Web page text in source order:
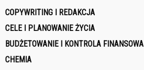
COPYWRITING I REDAKCJA
CELE I PLANOWANIE ŻYCIA
BUDŻETOWANIE I KONTROLA FINANSOWA
CHEMIA